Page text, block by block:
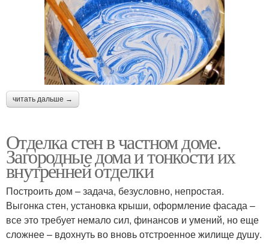
читать дальше →
Отделка стен в частном доме.
Загородные дома и тонкости их
внутренней отделки
Построить дом – задача, безусловно, непростая.
Выгонка стен, установка крыши, оформление фасада –
все это требует немало сил, финансов и умений, но еще
сложнее – вдохнуть во вновь отстроенное жилище душу.